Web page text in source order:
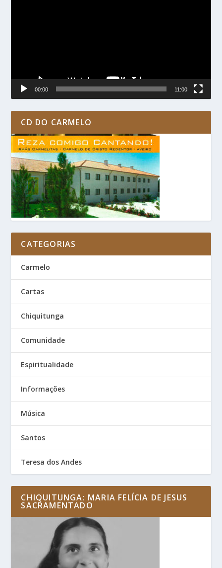
00:00 11:00
CD DO CARMELO
CATEGORIAS
Carmelo
Cartas
Chiquitunga
Comunidade
Espiritualidade
Informações
Música
Santos
Teresa dos Andes
CHIQUITUNGA: MARIA FELÍCIA DE JESUS
SACRAMENTADO